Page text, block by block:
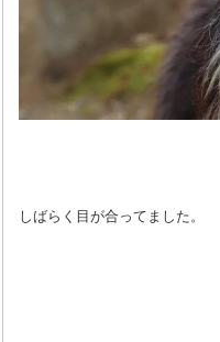
しばらく目が合ってました。